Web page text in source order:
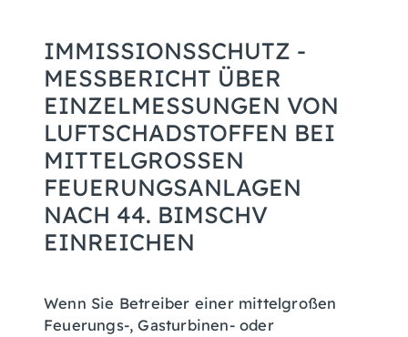
IMMISSIONSSCHUTZ -
MESSBERICHT ÜBER
EINZELMESSUNGEN VON
LUFTSCHADSTOFFEN BEI
MITTELGROSSEN F
EUERUNGSANLAGEN N
ACH 44. BIMSCHV E
INREICHEN
Wenn Sie Betreiber einer mittelgroßen
Feuerungs-, Gasturbinen- oder